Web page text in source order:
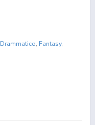
Drammatico, Fantasy,